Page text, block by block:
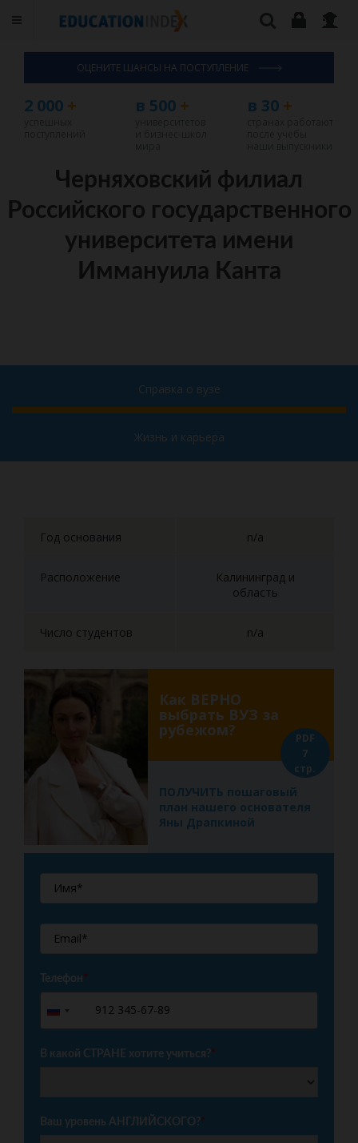
ОЦЕНИТЕ ШАНСЫ НА ПОСТУПЛЕНИЕ
2 000 + в 500 + в 30+
Черняховский филиал
Российского государственного
университета имени
Иммануила Канта
Справка о вузе
Жизнь и карьера
Год основания n/a
Расположение
Калининград и
область
Число студентов n/a
Как ВЕРНО
выбрать ВУЗ за
рубежом?
ПОЛУЧИТЬ пошаговый
план нашего основателя
Яны Драпкиной
PDF
7
стр.
Телефон*
Russia
+7
В какой СТРАНЕ хотите учиться?*
Ваш уровень АНГЛИЙСКОГО?*